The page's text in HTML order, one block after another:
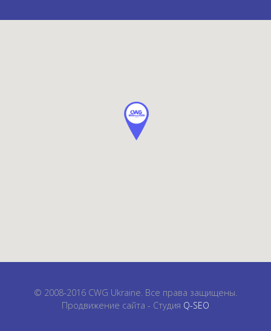
© 2008-2016 CWG Ukraine. Все права защищены.
Продвижение сайта - Студия Q-SEO